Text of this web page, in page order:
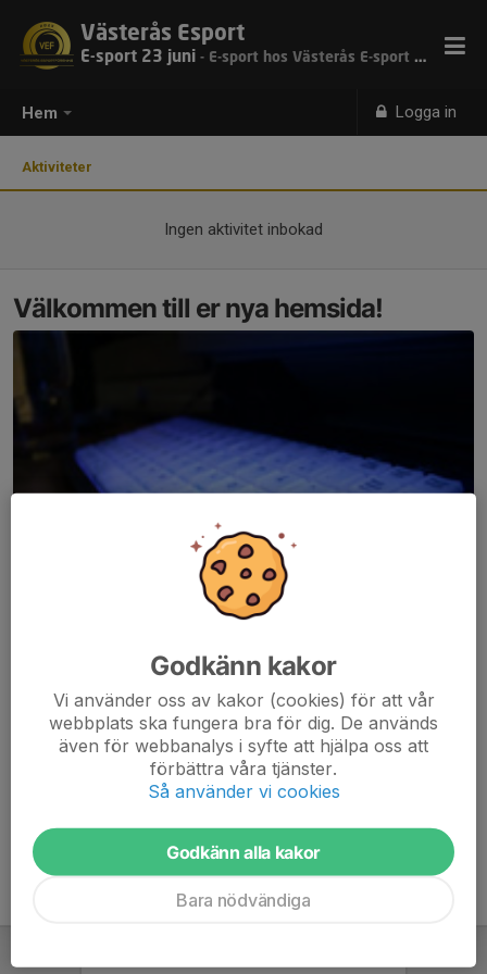
Hem Logga in
Västerås Esport
E-sport 23 juni - E-sport hos Västerås E-sport 23 juni
Aktiviteter
Ingen aktivitet inbokad
Välkommen till er nya hemsida!
Här hamnar automatiskt de senaste nyheterna på hemsidan. För
att kunna börja administrera hemsidan loggar du in högst upp till
höger.
Godkänn kakor
Vi använder oss av kakor (cookies) för att vår
webbplats ska fungera bra för dig. De används
även för webbanalys i syfte att hjälpa oss att
förbättra våra tjänster.
Så använder vi cookies
Godkänn alla kakor
Bara nödvändiga